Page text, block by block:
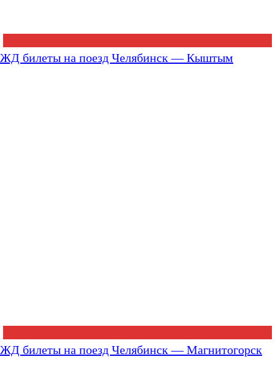
ЖД билеты на поезд Челябинск — Кыштым
ЖД билеты на поезд Челябинск — Магнитогорск